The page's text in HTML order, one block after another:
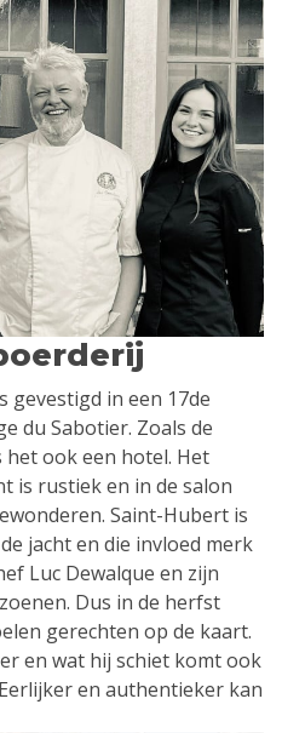
gevestigd in een 17de
du Sabotier. Zoals de
het ook een hotel. Het
is rustiek en in de salon
Saint-Hubert is
jacht en die invloed merk
Luc Dewalque en zijn
Dus in de herfst
gerechten op de kaart.
en wat hij schiet komt ook
en authentieker kan